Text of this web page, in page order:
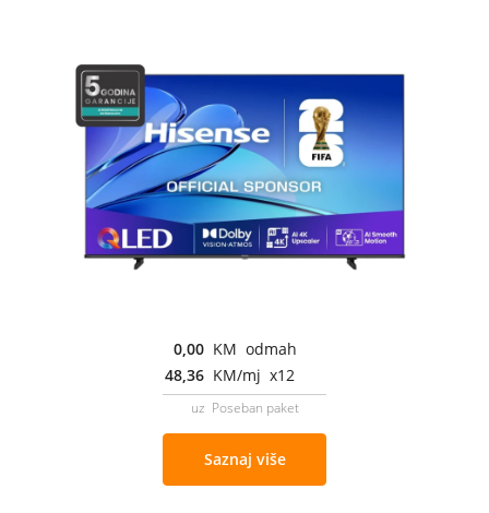
0,00 KM odmah
48,36 KM/mj x12
uz Poseban paket
Saznaj više